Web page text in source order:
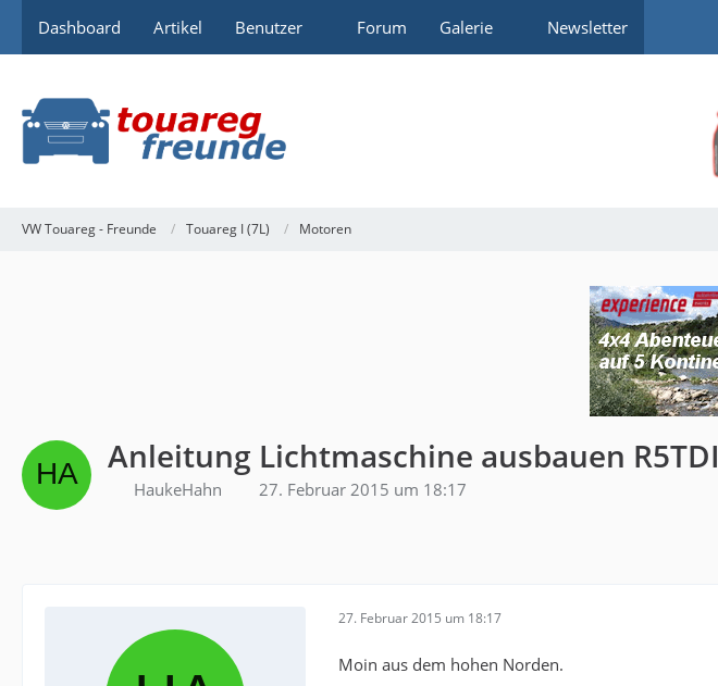
Dashboard Artikel Benutzer Forum Galerie Newsletter
VW Touareg - Freunde Touareg I (7L) Motoren
Anleitung Lichtmaschine ausbauen R5TDI
HaukeHahn 27. Februar 2015 um 18:17
27. Februar 2015 um 18:17
Moin aus dem hohen Norden.